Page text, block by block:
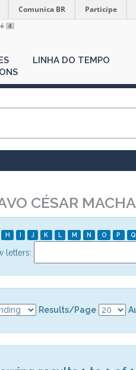
Comunica BR Participe
4
LINHA DO TEMPO
CÉSAR
H I J K L M N O P Q
letters:
Results/Page